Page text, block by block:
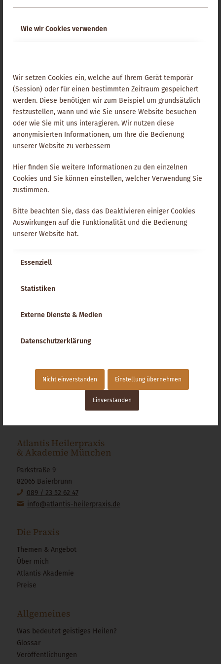
Wie wir Cookies verwenden
Wir setzen Cookies ein, welche auf Ihrem Gerät temporär
(Session) oder für einen bestimmten Zeitraum gespeichert
werden. Diese benötigen wir zum Beispiel um grundsätzlich
festzustellen, wann und wie Sie unsere Website besuchen
oder wie Sie mit uns interagieren. Wir nutzen diese
anonymisierten Informationen, um Ihre die Bedienung
unserer Website zu verbessern
Hier finden Sie weitere Informationen zu den einzelnen
Cookies und Sie können einstellen, welcher Verwendung Sie
zustimmen.
Bitte beachten Sie, dass das Deaktivieren einiger Cookies
Auswirkungen auf die Funktionalität und die Bedienung
unserer Website hat.
Essenziell
Statistiken
Externe Dienste & Medien
Datenschutzerklärung
Nicht einverstanden Einstellung übernehmen
Einverstanden
gar für ein Kollektiv auslöst.
Kristalle
(Heilsteine)
Kristalle oder „Heilsteine“ haben eine eigene, von ihnen
Fachliteratur im Vordergrund steht. Es handelt es sich um
ein uraltes Wissen, das in den Zeiten der „magischen“
Hochkulturen (Lemurien,
Kristalle allerdings genutzt, um die durch den Menschen
fließenden Heilenergien zu verstärken und in Frequenzen
und Potenzialen zu modifizieren. Ihre Wirkung ist dann, von
SEITE 1
Atlantis Heilerpraxis
& Akademie München
Parkstraße 9
82065 Baierbrunn
089 / 23 52 62 47
info@atlantis-heilerpraxis.de
Die Praxis
Themen & Angebot
Über mich
Atlantis Akademie
Preise
Allgemeines
Was bedeutet geistiges Heilen?
Glossar
Veröffentlichungen